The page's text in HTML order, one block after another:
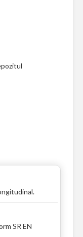
SR EN